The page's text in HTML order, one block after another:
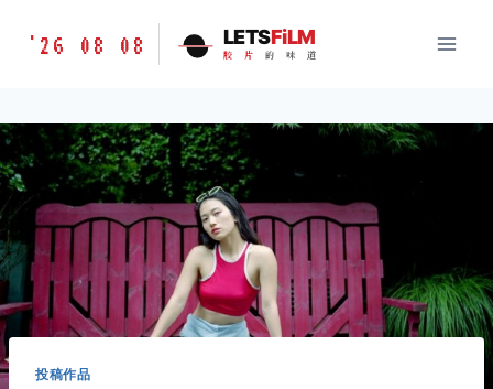
胶
味
道
LETSFILM
'26 08 08 LETSFiLM
胶 片 的 味 道
投稿作品